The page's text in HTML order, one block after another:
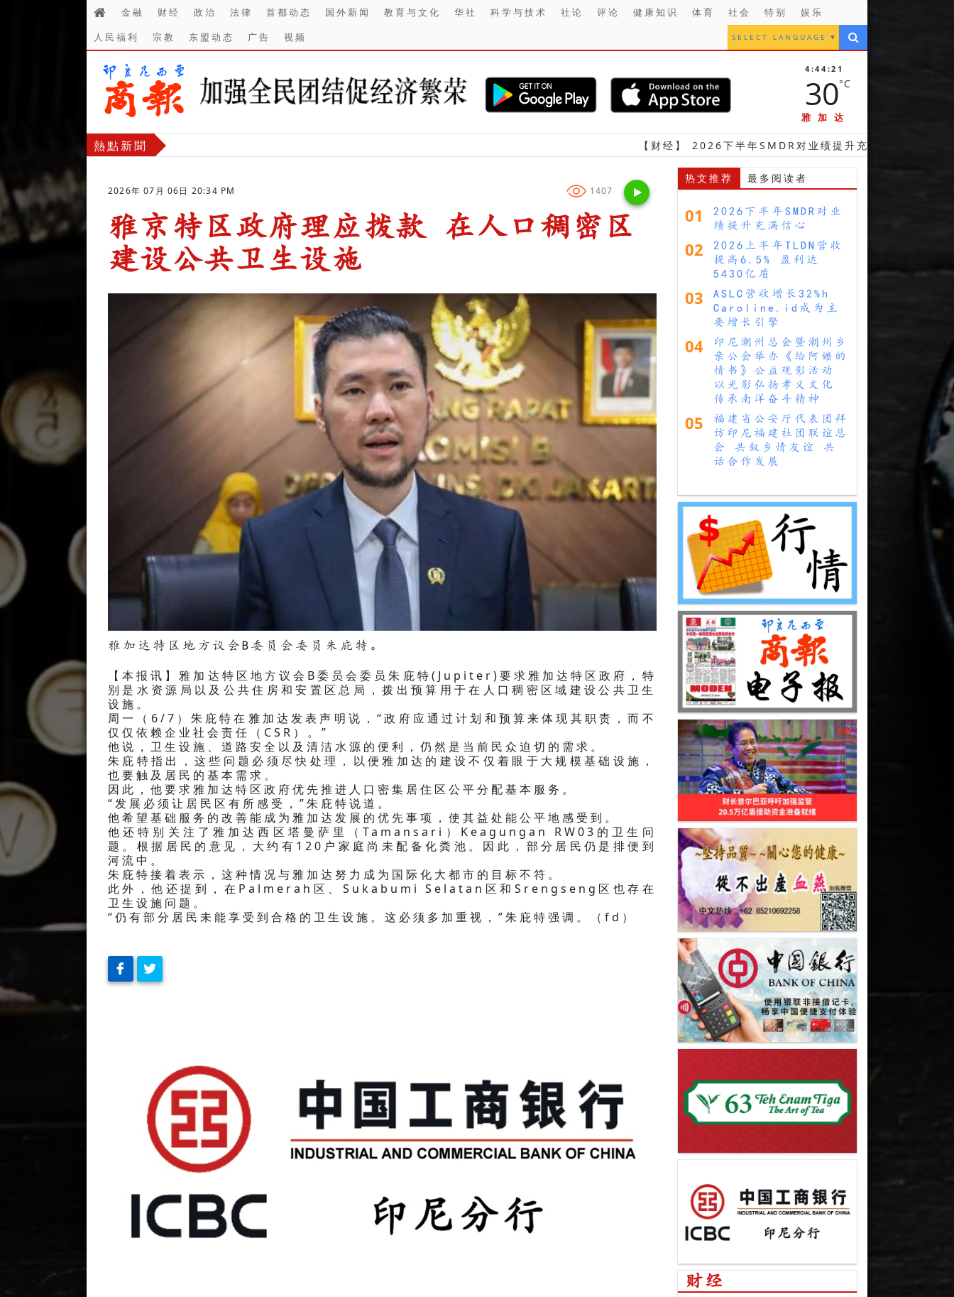
金融 财经 政治 法律 首都动态 国外新闻 教育与文化 华社 科学与技术 社论 评论 健康知识 体育 社会 特别
娱乐
人民福利
宗教 东盟动态 广告 视频 SELECT LANGUAGE ▼
4:44:23
30°C
雅加达
熱點新聞 【财经】 2026下半年SMDR对业绩提升充满信心
2026年 07月 06日 20:34 PM 1407
雅京特区政府理应拨款 在人口稠密区
建设公共卫生设施
雅加达特区地方议会B委员会委员朱庇特。
【本报讯】雅加达特区地方议会B委员会委员朱庇特(Jupiter)要求雅加达特区政府，特
别是水资源局以及公共住房和安置区总局，拨出预算用于在人口稠密区域建设公共卫生
设施。
周一（6/7）朱庇特在雅加达发表声明说，“政府应通过计划和预算来体现其职责，而不
仅仅依赖企业社会责任（CSR）。”
他说，卫生设施、道路安全以及清洁水源的便利，仍然是当前民众迫切的需求。
朱庇特指出，这些问题必须尽快处理，以便雅加达的建设不仅着眼于大规模基础设施，
也要触及居民的基本需求。
因此，他要求雅加达特区政府优先推进人口密集居住区公平分配基本服务。
“发展必须让居民区有所感受，”朱庇特说道。
他希望基础服务的改善能成为雅加达发展的优先事项，使其益处能公平地感受到。
他还特别关注了雅加达西区塔曼萨里（Tamansari）Keagungan RW03的卫生问
题。根据居民的意见，大约有120户家庭尚未配备化粪池。因此，部分居民仍是排便到
河流中。
朱庇特接着表示，这种情况与雅加达努力成为国际化大都市的目标不符。
此外，他还提到，在Palmerah区、Sukabumi Selatan区和Srengseng区也存在
卫生设施问题。
“仍有部分居民未能享受到合格的卫生设施。这必须多加重视，”朱庇特强调。（fd）
热文推荐 最多阅读者
01
2026下半年SMDR对业
绩提升充满信心
02
2026上半年TLDN营收
提高6.5% 盈利达
5430亿盾
03
ASLC营收增长32%h
Caroline.id成为主
要增长引擎
04
印尼潮州总会暨潮州乡
亲公会举办《给阿嬷的
情书》公益观影活动
以光影弘扬孝义文化
传承南洋奋斗精神
05
福建省公安厅代表团拜
访印尼福建社团联谊总
会 共叙乡情友谊 共
话合作发展
财经